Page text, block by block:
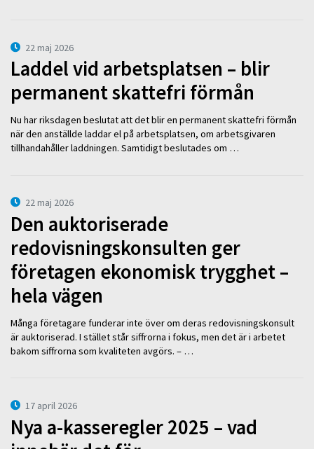
22 maj 2026
Laddel vid arbetsplatsen – blir
permanent skattefri förmån
Nu har riksdagen beslutat att det blir en permanent skattefri förmån
när den anställde laddar el på arbetsplatsen, om arbetsgivaren
tillhandahåller laddningen. Samtidigt beslutades om …
22 maj 2026
Den auktoriserade
redovisningskonsulten ger
företagen ekonomisk trygghet –
hela vägen
Många företagare funderar inte över om deras redovisningskonsult
är auktoriserad. I stället står siffrorna i fokus, men det är i arbetet
bakom siffrorna som kvaliteten avgörs. – …
17 april 2026
Nya a-kasseregler 2025 – vad